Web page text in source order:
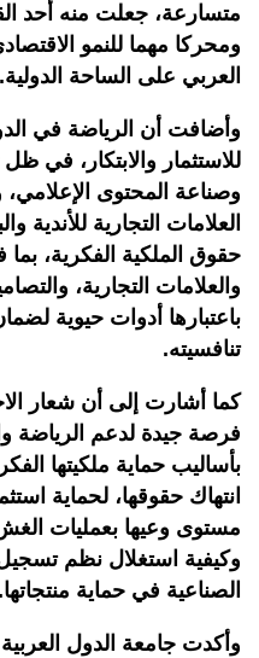
متسارعة، جعلت منه أحد
ومحركا مهما للنمو
العربي على الساحة الدولية.
وأضافت أن الرياضة في
للاستثمار والابتكار، في ظل
وصناعة المحتوى الإعلامي،
العلامات التجارية للأندية
حقوق الملكية الفكرية،
والعلامات التجارية،
باعتبارها أدوات حيوية
تنافسيته.
كما أشارت إلى أن شعار
فرصة جيدة لدعم الرياضة
بأساليب حماية ملكيتها
انتهاك حقوقها، لحماية
مستوى وعيها بعمليات الغش
وكيفية استغلال نظم تسجيل
الصناعية في حماية منتجاتها.
وأكدت جامعة الدول